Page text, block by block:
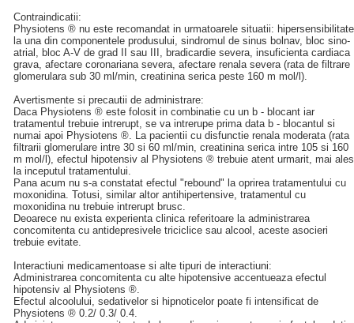
Contraindicatii:
Physiotens ® nu este recomandat in urmatoarele situatii: hipersensibilitate
la una din componentele produsului, sindromul de sinus bolnav, bloc sino-
atrial, bloc A-V de grad II sau III, bradicardie severa, insuficienta cardiaca
grava, afectare coronariana severa, afectare renala severa (rata de filtrare
glomerulara sub 30 ml/min, creatinina serica peste 160 m mol/l).
Avertismente si precautii de administrare:
Daca Physiotens ® este folosit in combinatie cu un b - blocant iar
tratamentul trebuie intrerupt, se va intrerupe prima data b - blocantul si
numai apoi Physiotens ®. La pacientii cu disfunctie renala moderata (rata
filtrarii glomerulare intre 30 si 60 ml/min, creatinina serica intre 105 si 160
m mol/l), efectul hipotensiv al Physiotens ® trebuie atent urmarit, mai ales
la inceputul tratamentului.
Pana acum nu s-a constatat efectul "rebound" la oprirea tratamentului cu
moxonidina. Totusi, similar altor antihipertensive, tratamentul cu
moxonidina nu trebuie intrerupt brusc.
Deoarece nu exista experienta clinica referitoare la administrarea
concomitenta cu antidepresivele triciclice sau alcool, aceste asocieri
trebuie evitate.
Interactiuni medicamentoase si alte tipuri de interactiuni:
Administrarea concomitenta cu alte hipotensive accentueaza efectul
hipotensiv al Physiotens ®.
Efectul alcoolului, sedativelor si hipnoticelor poate fi intensificat de
Physiotens ® 0.2/ 0.3/ 0.4.